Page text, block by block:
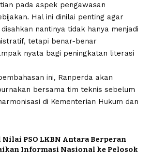
pada aspek pengawasan
Hal ini dinilai penting agar
nantinya tidak hanya menjadi
tetapi benar-benar
nyata bagi peningkatan literasi
ini, Ranperda akan
bersama tim teknis sebelum
di Kementerian Hukum dan
Nilai PSO LKBN Antara Berperan
Informasi Nasional ke Pelosok